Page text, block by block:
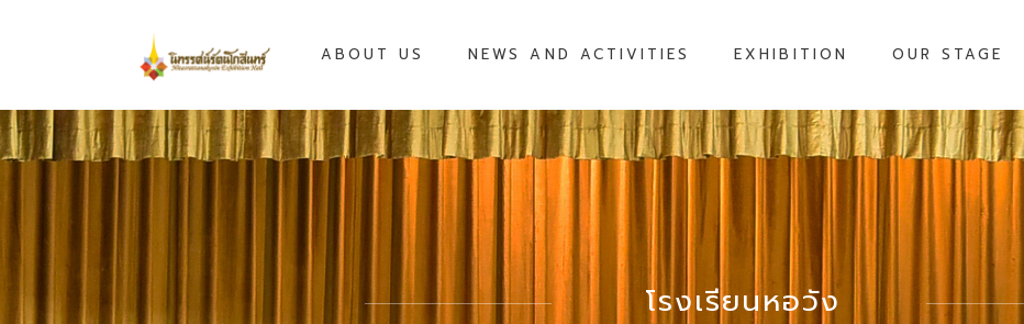
ABOUT US NEWS AND ACTIVITIES EXHIBITION OUR STAGE
โรงเรียนหอวัง